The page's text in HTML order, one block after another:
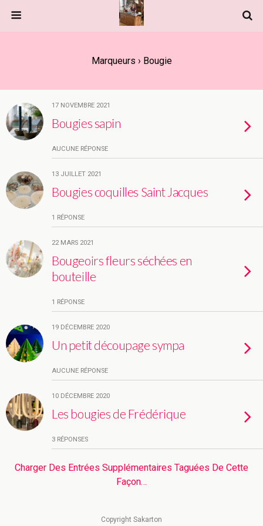
Marqueurs › Bougie
17 NOVEMBRE 2021
Bougies sapin
AUCUNE RÉPONSE
13 JUILLET 2021
Bougies coquilles Saint Jacques
1 RÉPONSE
22 MARS 2021
Bougeoirs fleurs séchées en
bouteille
1 RÉPONSE
19 DÉCEMBRE 2020
Un petit découpage sympa
AUCUNE RÉPONSE
10 DÉCEMBRE 2020
Les bougies de Frédérique
3 RÉPONSES
Charger Des Entrées Supplémentaires Taguées De Cette
Façon…
Copyright Sakarton